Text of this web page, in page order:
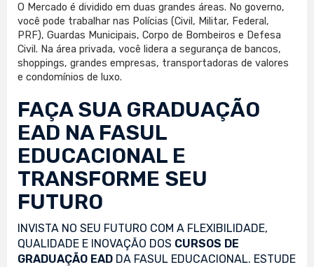
O Mercado é dividido em duas grandes áreas. No governo,
você pode trabalhar nas Polícias (Civil, Militar, Federal,
PRF), Guardas Municipais, Corpo de Bombeiros e Defesa
Civil. Na área privada, você lidera a segurança de bancos,
shoppings, grandes empresas, transportadoras de valores
e condomínios de luxo.
FAÇA SUA GRADUAÇÃO
EAD NA FASUL
EDUCACIONAL E
TRANSFORME SEU
FUTURO
INVISTA NO SEU FUTURO COM A FLEXIBILIDADE,
QUALIDADE E INOVAÇÃO DOS CURSOS DE
GRADUAÇÃO EAD DA FASUL EDUCACIONAL. ESTUDE